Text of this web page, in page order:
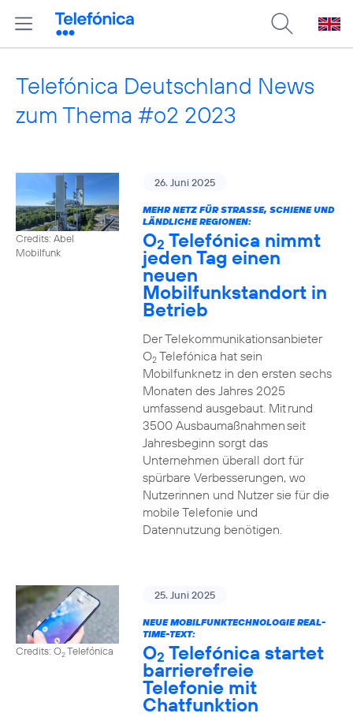
Telefónica Deutschland News
zum Thema #o2 2023
Credits: Abel
Mobilfunk
26. Juni 2025
MEHR NETZ FÜR STRASSE, SCHIENE UND L
ÄNDLICHE REGIONEN:
O2 Telefónica nimmt
jeden Tag einen
neuen
Mobilfunkstandort in
Betrieb
Der Telekommunikationsanbieter
O2Telefónica hat sein
Mobilfunknetz in den ersten sechs
Monaten des Jahres 2025
umfassend ausgebaut. Mit rund
3500 Ausbaumaßnahmen seit
Jahresbeginn sorgt das
Unternehmen überall dort für
spürbare Verbesserungen, wo
Nutzerinnen und Nutzer sie für die
mobile Telefonie und
Datennutzung benötigen.
Credits: O2Telefónica
25. Juni 2025
NEUE MOBILFUNKTECHNOLOGIE REAL-
TIME-TEXT:
O2 Telefónica startet
barrierefreie
Telefonie mit
Chatfunktion